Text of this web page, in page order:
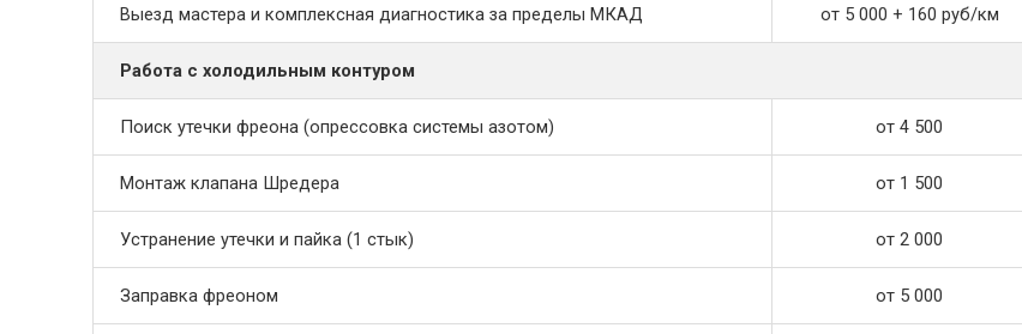
Выезд мастера и комплексная диагностика за пределы МКАД от 5 000 + 160 руб/км
Работа с холодильным контуром
Поиск утечки фреона (опрессовка системы азотом) от 4 500
Монтаж клапана Шредера от 1 500
Устранение утечки и пайка (1 стык) от 2 000
Заправка фреоном от 5 000